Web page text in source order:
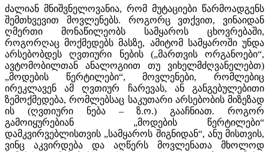
ძალიან მნიშვნელოვანია, რომ მუტაციები წარმოადგენს
შემთხვევით მოვლენებს. როგორც ვთქვით, ვინაიდან
ღმერთი მონაწილეობს სამყაროს ცხოვრებაში,
როგორღაც მოქმედებს მასზე, ამიტომ სამყაროში უნდა
არსებობდეს ღვთიური ნების („მართვის ორგანოები“,
ავტომობილთან ანალოგიით თუ ვიხელმძღვანელებთ)
„მოდების წერტილები“, მოვლენები, რომლებიც
ირეკლავენ ამ ღვთიურ ჩარევას, ან განგებულებითი
ზემოქმედება, რომლებსაც საკუთარი არსებობის მიზეზად
ის (ღვთიური ნება – ზ.ო.) გააჩნიათ. როგორ
გამოიყურებიან „მოდების წერტილები“
დამკვირვებლისთვის „სამყაროს შიგნიდან“, ანუ მისთვის,
ვინც აკვირდება და აღწერს მოვლენათა მხოლოდ